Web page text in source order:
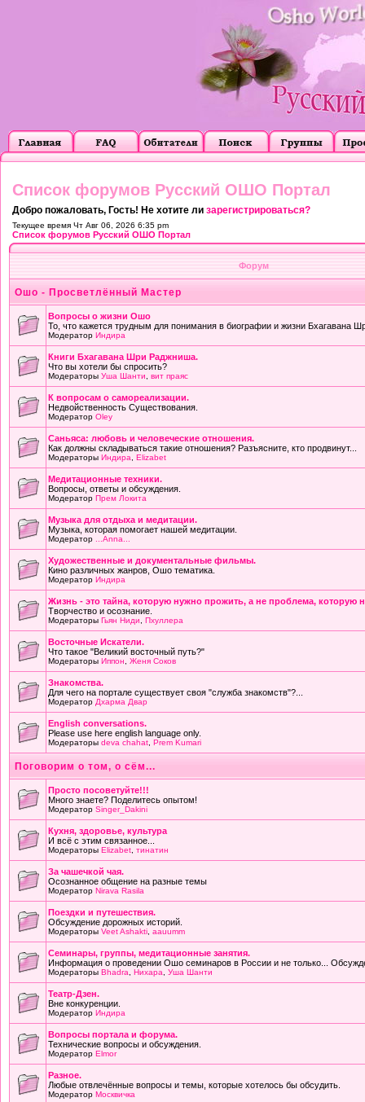
Список форумов Русский ОШО Портал
Добро пожаловать, Гость! Не хотите ли зарегистрироваться?
Текущее время Чт Авг 06, 2026 6:35 pm
Список форумов Русский ОШО Портал
Форум
Ошо - Просветлённый Мастер
Вопросы о жизни Ошо
То, что кажется трудным для понимания в биографии и жизни Бхагавана
Модератор Индира
Книги Бхагавана Шри Раджниша.
Что вы хотели бы спросить?
Модераторы Уша Шанти вит праяс
К вопросам о самореализации.
Недвойственность Существования.
Модератор Oley
Саньяса: любовь и человеческие отношения.
Как должны складываться такие отношения? Разъясните, кто продвинут...
Модераторы Индира Elizabet
Медитационные техники.
Вопросы, ответы и обсуждения.
Модератор Прем Локита
Музыка для отдыха и медитации.
Музыка, которая помогает нашей медитации.
Модератор ...Anna...
Художественные и документальные фильмы.
Кино различных жанров, Ошо тематика.
Модератор Индира
Жизнь - это тайна, которую нужно прожить, а не проблема, которую
Творчество и осознание.
Модераторы Гьян Ниди Пхуллера
Восточные Искатели.
Что такое "Великий восточный путь?"
Модераторы Иппон Женя Соков
Знакомства.
Для чего на портале существует своя "служба знакомств"?...
Модератор Дхарма Двар
English conversations.
Please use here english language only.
Модераторы deva chahat Prem Kumari
Поговорим о том, о сём...
Просто посоветуйте!!!
Много знаете? Поделитесь опытом!
Модератор Singer_Dakini
Кухня, здоровье, культура
И всё с этим связанное...
Модераторы Elizabet тинатин
За чашечкой чая.
Осознанное общение на разные темы
Модератор Nirava Rasila
Поездки и путешествия.
Обсуждение дорожных историй.
Модераторы Veet Ashakti aauumm
Семинары, группы, медитационные занятия.
Информация о проведении Ошо семинаров в России и не только...
Модераторы Bhadra Нихара Уша Шанти
Театр-Дзен.
Вне конкуренции.
Модератор Индира
Вопросы портала и форума.
Технические вопросы и обсуждения.
Модератор Elmor
Разное.
Любые отвлечённые вопросы и темы, которые хотелось бы обсудить.
Модератор Москвичка